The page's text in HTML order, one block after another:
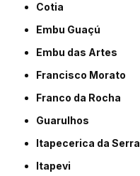
Cotia
Embu Guaçú
Embu das Artes
Francisco Morato
Franco da Rocha
Guarulhos
Itapecerica da Serra
Itapevi